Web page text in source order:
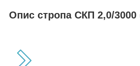
Опис стропа СКП 2,0/3000